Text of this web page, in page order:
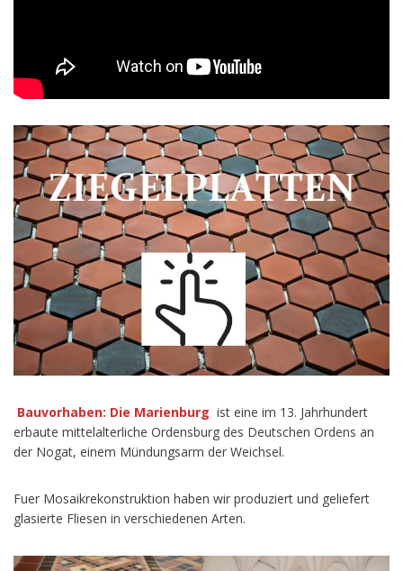
Bauvorhaben: Die Marienburg ist eine im 13. Jahrhundert
erbaute mittelalterliche Ordensburg des Deutschen Ordens an
der Nogat, einem Mündungsarm der Weichsel.
Fuer Mosaikrekonstruktion haben wir produziert und geliefert
glasierte Fliesen in verschiedenen Arten.